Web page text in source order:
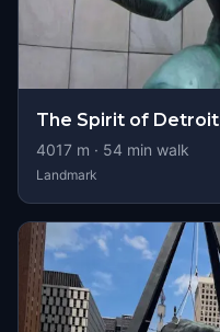
The Spirit of Detroit
4017 m · 54 min walk
Landmark